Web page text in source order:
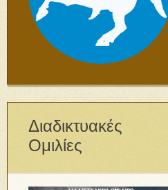
Διαδικτυακές
Ομιλίες